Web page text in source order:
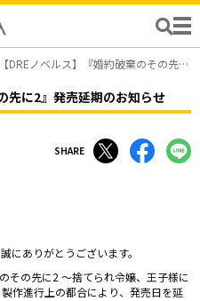
【DREノベルス】『婚約破棄のその先に2』発売延期のお知らせ
先に2』発売延期のお知らせ
SHARE
にありがとうございます。
その先に2 ～捨てられ令嬢、王子様に
作進行上の都合により、発売日を延